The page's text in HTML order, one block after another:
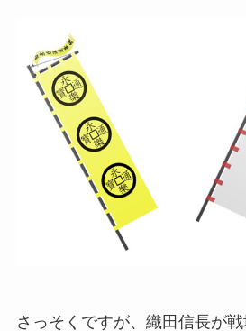
さっそくですが、織田信長が